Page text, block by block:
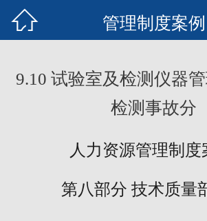
 管理制度案例
9.10 试验室及检测仪器
检测事故分
人力资源管理制度
第八部分 技术质量